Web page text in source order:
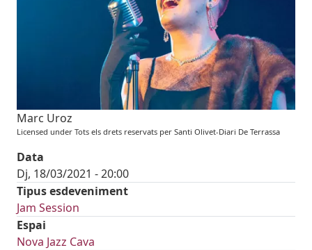
Marc Uroz
Licensed under Tots els drets reservats per Santi Olivet-Diari De Terrassa
Data
Dj, 18/03/2021 - 20:00
Tipus esdeveniment
Jam Session
Espai
Nova Jazz Cava